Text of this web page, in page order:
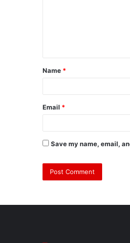
t
*
Name *
Email *
Save my name, email,